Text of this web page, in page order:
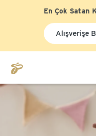
En Çok Satan
Alışverişe